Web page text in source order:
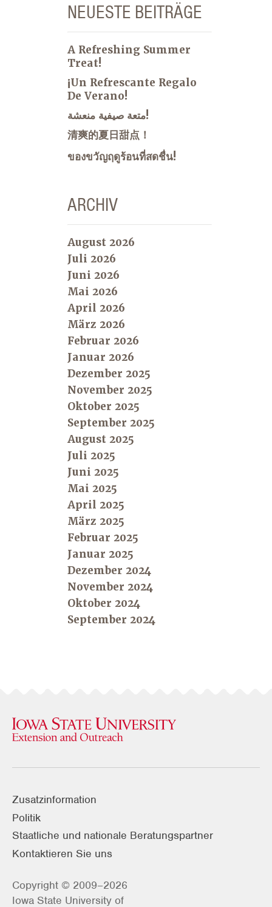
NEUESTE BEITRÄGE
A Refreshing Summer
Treat!
¡Un Refrescante Regalo
De Verano!
متعة صيفية منعشة!
清爽的夏日甜点！
ของขวัญฤดูร้อนที่สดชื่น!
ARCHIV
August 2026
Juli 2026
Juni 2026
Mai 2026
April 2026
März 2026
Februar 2026
Januar 2026
Dezember 2025
November 2025
Oktober 2025
September 2025
August 2025
Juli 2025
Juni 2025
Mai 2025
April 2025
März 2025
Februar 2025
Januar 2025
Dezember 2024
November 2024
Oktober 2024
September 2024
Zusatzinformation
Politik
Staatliche und nationale Beratungspartner
Kontaktieren Sie uns
Copyright © 2009–2026
Iowa State University of